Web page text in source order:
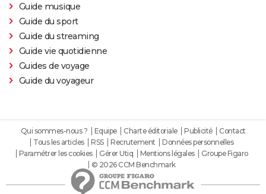
Guide musique
Guide du sport
Guide du streaming
Guide vie quotidienne
Guides de voyage
Guide du voyageur
Qui sommes-nous ? Equipe Charte éditoriale Publicité
Contact
Tous les articles
RSS Recrutement
Données personnelles
Paramétrer les cookies
Gérer Utiq Mentions légales
Groupe Figaro
© 2026 CCM Benchmark